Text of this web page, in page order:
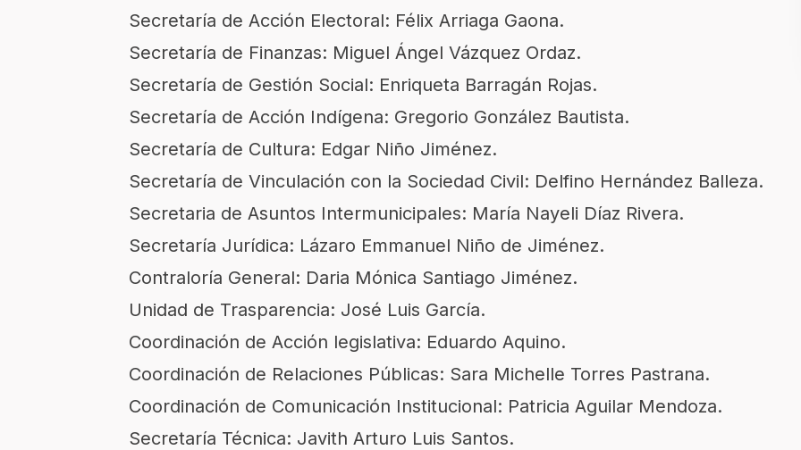
Secretaría de Acción Electoral: Félix Arriaga Gaona.
Secretaría de Finanzas: Miguel Ángel Vázquez Ordaz.
Secretaría de Gestión Social: Enriqueta Barragán Rojas.
Secretaría de Acción Indígena: Gregorio González Bautista.
Secretaría de Cultura: Edgar Niño Jiménez.
Secretaría de Vinculación con la Sociedad Civil: Delfino Hernández Balleza.
Secretaria de Asuntos Intermunicipales: María Nayeli Díaz Rivera.
Secretaría Jurídica: Lázaro Emmanuel Niño de Jiménez.
Contraloría General: Daria Mónica Santiago Jiménez.
Unidad de Trasparencia: José Luis García.
Coordinación de Acción legislativa: Eduardo Aquino.
Coordinación de Relaciones Públicas: Sara Michelle Torres Pastrana.
Coordinación de Comunicación Institucional: Patricia Aguilar Mendoza.
Secretaría Técnica: Javith Arturo Luis Santos.